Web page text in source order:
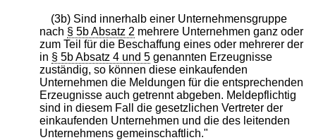
(3b) Sind innerhalb einer Unternehmensgruppe
nach § 5b Absatz 2 mehrere Unternehmen ganz oder
zum Teil für die Beschaffung eines oder mehrerer der
in § 5b Absatz 4 und 5genannten Erzeugnisse
zuständig, so können diese einkaufenden
Unternehmen die Meldungen für die entsprechenden
Erzeugnisse auch getrennt abgeben. Meldepflichtig
sind in diesem Fall die gesetzlichen Vertreter der
einkaufenden Unternehmen und die des leitenden
Unternehmens gemeinschaftlich."